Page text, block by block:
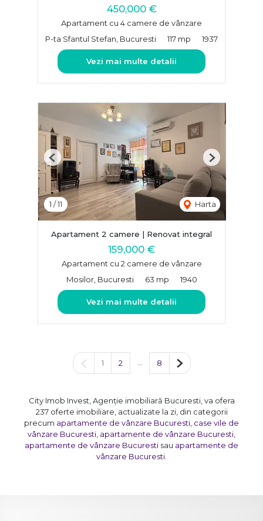
450,000 €
Apartament cu 4 camere de vânzare
P-ta Sfantul Stefan, Bucuresti
117 mp 1937
Vezi mai multe detalii
1 /11 Harta
Previous Next
Apartament 2 camere | Renovat integral
159,000 €
Apartament cu 2 camere de vânzare
Mosilor, Bucuresti
63 mp 1940
Vezi mai multe detalii
Pagina anterioară
1 2 8 Pagina următoare
City Imob Invest, Agenție imobiliară Bucuresti, va ofera
237 oferte imobiliare, actualizate la zi, din categorii
precum apartamente de vânzare Bucuresti case vile de
vânzare Bucuresti apartamente de vânzare Bucuresti
apartamente de vânzare Bucuresti sau apartamente de
vânzare Bucuresti